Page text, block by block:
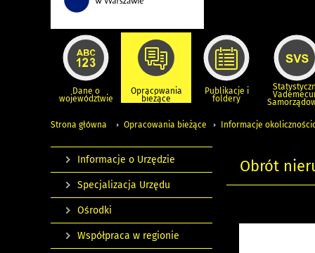
Dane o
województwie
Opracowania
bieżące
Publikacje i
foldery
Strona główna Opracowania bieżące Informacje
Obrót
Informacje o Urzędzie
Specjalizacja Urzędu
Ośrodki
Współpraca w regionie